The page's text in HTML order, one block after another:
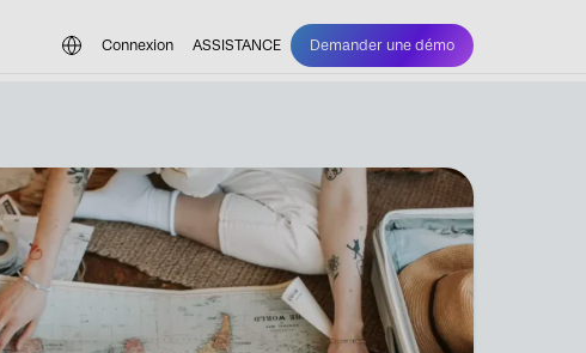
Connexion ASSISTANCE Demander une démo